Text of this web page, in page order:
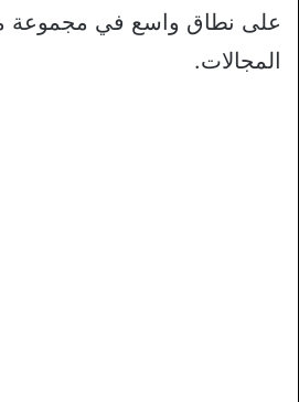
على نطاق واسع في مجموعة
المجالات.